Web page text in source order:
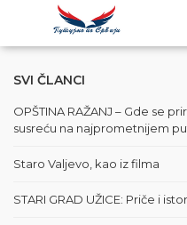
SVI ČLANCI
OPŠTINA RAŽANJ – Gde se
susreću na najprometnijem
Staro Valjevo, kao iz filma
STARI GRAD UŽICE: Priče i